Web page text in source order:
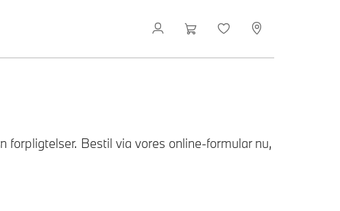
Bestil via vores online-formular nu,